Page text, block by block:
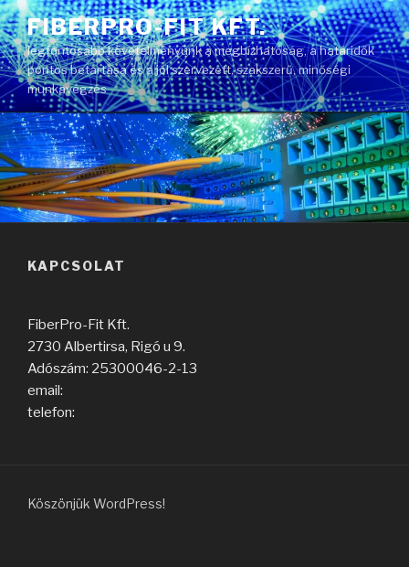
Tartalomhoz
FIBERPRO-FIT KFT.
legfontosabb követelményünk a megbízhatóság, a határidők
pontos betartása és a jól szervezett, szakszerű, minőségi
munkavégzés
KAPCSOLAT
FiberPro-Fit Kft.
2730 Albertirsa, Rigó u 9.
Adószám: 25300046-2-13
email:
telefon:
Köszönjük WordPress!